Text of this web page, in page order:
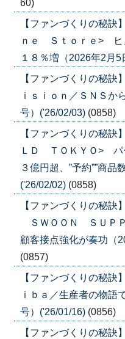
60)
【ファンづくりの秘
ｎｅ Ｓｔｏｒｅ> ヒ
１８％増（2026年2月
【ファンづくりの秘
ｉｓｉｏｎ／ＳＮＳか
号）('26/02/03) (0858)
【ファンづくりの秘
ＬＤ ＴＯＫＹＯ> パ
３億円超、”予約””商品
('26/02/02) (0858)
【ファンづくりの秘
ＳＷＯＯＮ ＳＵＰＰ
顧客接点強化が奏功（
(0857)
【ファンづくりの秘
ｉｂａ／生産者の物語
号）('26/01/16) (0856)
【ファンづくりの秘